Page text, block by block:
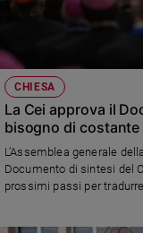
Sport
Papa
Papa
Chiesa
Chiesa
CHIESA
La Cei approva il
bisogno di
L’Assemblea generale
Documento di sintesi del
prossimi passi per